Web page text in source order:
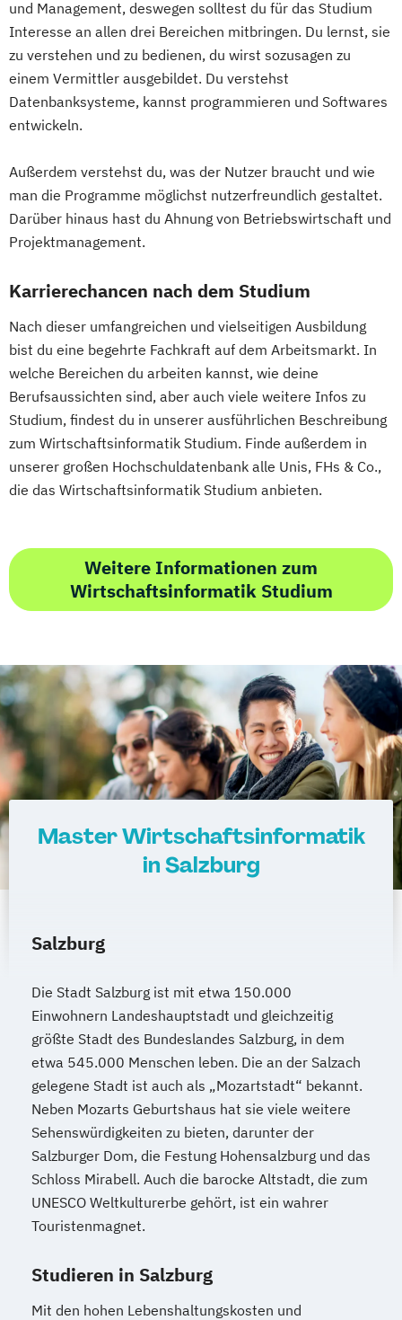
und Management, deswegen solltest du für das Studium
Interesse an allen drei Bereichen mitbringen. Du lernst, sie
zu verstehen und zu bedienen, du wirst sozusagen zu
einem Vermittler ausgebildet. Du verstehst
Datenbanksysteme, kannst programmieren und Softwares
entwickeln.
Außerdem verstehst du, was der Nutzer braucht und wie
man die Programme möglichst nutzerfreundlich gestaltet.
Darüber hinaus hast du Ahnung von Betriebswirtschaft und
Projektmanagement.
Karrierechancen nach dem Studium
Nach dieser umfangreichen und vielseitigen Ausbildung
bist du eine begehrte Fachkraft auf dem Arbeitsmarkt. In
welche Bereichen du arbeiten kannst, wie deine
Berufsaussichten sind, aber auch viele weitere Infos zu
Studium, findest du in unserer ausführlichen Beschreibung
zum Wirtschaftsinformatik Studium. Finde außerdem in
unserer großen Hochschuldatenbank alle Unis, FHs & Co.,
die das Wirtschaftsinformatik Studium anbieten.
Weitere Informationen zum
Wirtschaftsinformatik Studium
Master Wirtschaftsinformatik
in Salzburg
Salzburg
Die Stadt Salzburg ist mit etwa 150.000
Einwohnern Landeshauptstadt und gleichzeitig
größte Stadt des Bundeslandes Salzburg, in dem
etwa 545.000 Menschen leben. Die an der Salzach
gelegene Stadt ist auch als „Mozartstadt“ bekannt.
Neben Mozarts Geburtshaus hat sie viele weitere
Sehenswürdigkeiten zu bieten, darunter der
Salzburger Dom, die Festung Hohensalzburg und das
Schloss Mirabell. Auch die barocke Altstadt, die zum
UNESCO Weltkulturerbe gehört, ist ein wahrer
Touristenmagnet.
Studieren in Salzburg
Mit den hohen Lebenshaltungskosten und